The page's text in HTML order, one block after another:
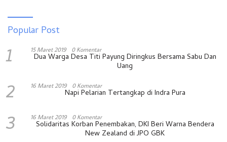
Popular Post
1 15 Maret 2019 0 Komentar
Dua Warga Desa Titi Payung Diringkus Bersama Sabu Dan
Uang
2 16 Maret 2019 0 Komentar
Napi Pelarian Tertangkap di Indra Pura
3 16 Maret 2019 0 Komentar
Solidaritas Korban Penembakan, DKI Beri Warna Bendera
New Zealand di JPO GBK